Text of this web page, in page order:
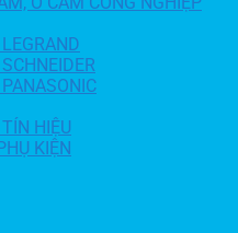
HIỆU
KIỆN